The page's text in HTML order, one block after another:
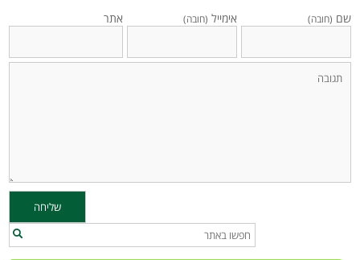
שם (חובה) אימייל (חובה) אתר